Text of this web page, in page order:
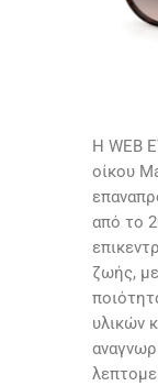
Η WEB
οίκου
από το
ζωής,
υλικών